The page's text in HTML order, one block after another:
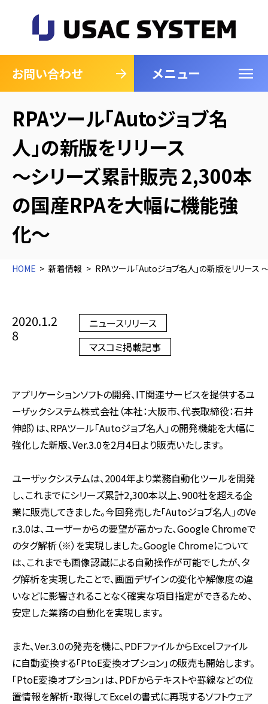
お問い合わせ メニュー
閉じる
RPAツール「Autoジョブ名
人」の新版をリリース
～シリーズ累計販売 2,300本
の国産RPAを大幅に機能強
化～
HOME 新着情報 RPAツール「Autoジョブ名人」の新版をリリー
2020.1.2
8
ニュースリリース
マスコミ掲載記事
アプリケーションソフトの開発、IT関連サービスを提供するユ
ーザックシステム株式会社（本社：大阪市、代表取締役：石井
伸郎）は、RPAツール「Autoジョブ名人」の開発機能を大幅に
強化した新版、Ver.3.0を2月4日より販売いたします。
ユーザックシステムは、2004年より業務自動化ツールを開発
し、これまでにシリーズ累計2,300本以上、900社を超える企
業に販売してきました。今回発売した「Autoジョブ名人」のVe
r.3.0は、ユーザーからの要望が高かった、Google Chromeで
のタグ解析（※）を実現しました。Google Chromeについて
は、これまでも画像認識による自動操作が可能でしたが、タ
グ解析を実現したことで、画面デザインの変化や解像度の違
いなどに影響されることなく確実な項目指定ができるため、
安定した業務の自動化を実現します。
また、Ver.3.0の発売を機に、PDFファイルからExcelファイル
に自動変換する「PtoE変換オプション」の販売も開始します。
「PtoE変換オプション」は、PDFからテキストや罫線などの位
置情報を解析・取得してExcelの書式に再現するソフトウェア